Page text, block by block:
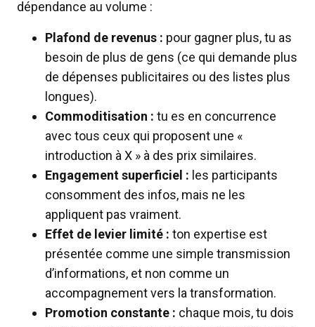
dépendance au volume :
Plafond de revenus : pour gagner plus, tu as
besoin de plus de gens (ce qui demande plus
de dépenses publicitaires ou des listes plus
longues).
Commoditisation : tu es en concurrence
avec tous ceux qui proposent une «
introduction à X » à des prix similaires.
Engagement superficiel : les participants
consomment des infos, mais ne les
appliquent pas vraiment.
Effet de levier limité : ton expertise est
présentée comme une simple transmission
d’informations, et non comme un
accompagnement vers la transformation.
Promotion constante : chaque mois, tu dois